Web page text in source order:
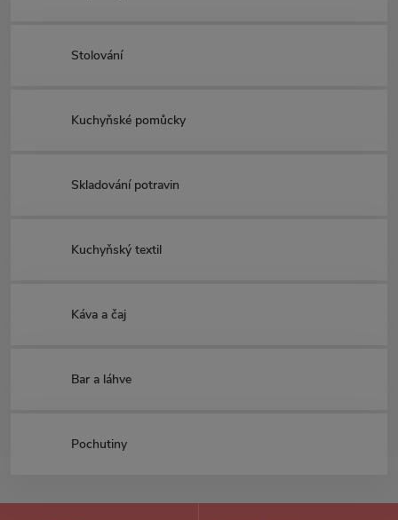
Stolování
Kuchyňské pomůcky
Skladování potravin
Kuchyňský textil
Káva a čaj
Bar a láhve
Pochutiny